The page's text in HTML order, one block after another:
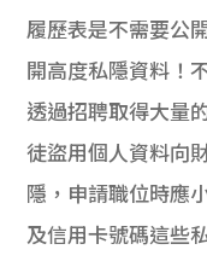
履歷表是不需要公
開高度私隱資料！
透過招聘取得大量
徒盜用個人資料向
隱，申請職位時應
及信用卡號碼這些